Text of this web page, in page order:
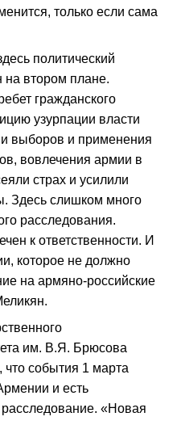
только если сама
политический
на втором плане.
гражданского
узурпации власти
выборов и применения
вовлечения армии в
страх и усилили
Здесь слишком много
расследования.
к ответственности. И
которое не должно
на армяно-российские
им. В.Я. Брюсова
события 1 марта
и есть
«Новая